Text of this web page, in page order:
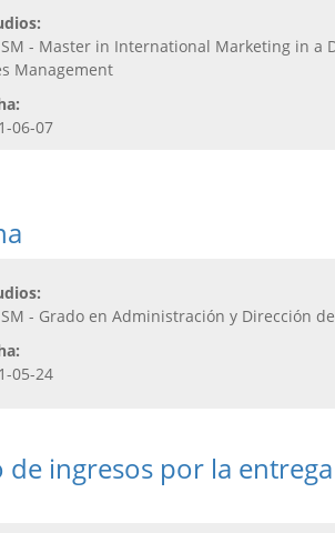
SM - Master in International Marketing in
Management
06-07
SM - Grado en Administración y Dirección
05-24
ingresos por la